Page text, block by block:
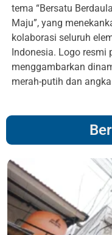
tema “Bersatu
Maju”, yang
kolaborasi seluruh
Indonesia. Logo resmi
menggambarkan
merah-putih dan